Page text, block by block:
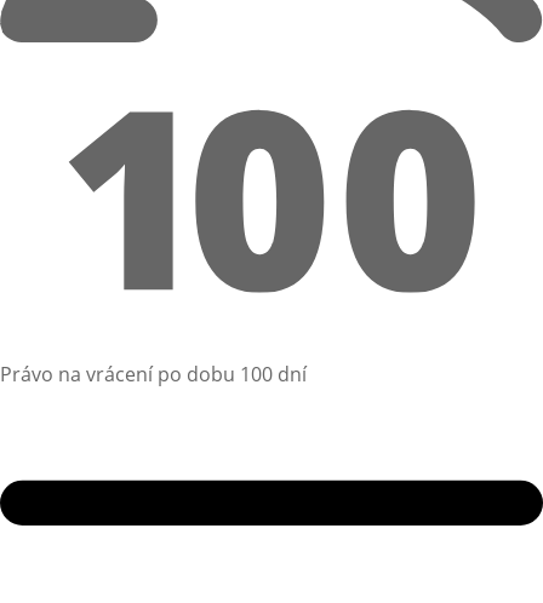
Právo na vrácení po dobu 100 dní